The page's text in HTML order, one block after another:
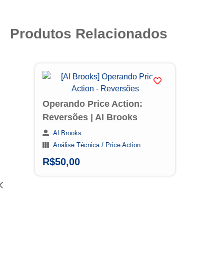
Produtos Relacionados
Operando Price Action:
Reversões | Al Brooks
Al Brooks
Análise Técnica / Price Action
R$50,00